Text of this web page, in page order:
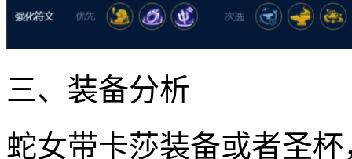
三、装备分析
蛇女带卡莎装备或者圣